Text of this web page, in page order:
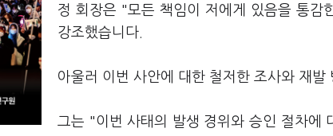
정 회장은 "모든 책임이 저에게 있음을 통
강조했습니다.
아울러 이번 사안에 대한 철저한 조사와 재발
그는 "이번 사태의 발생 경위와 승인 절차에